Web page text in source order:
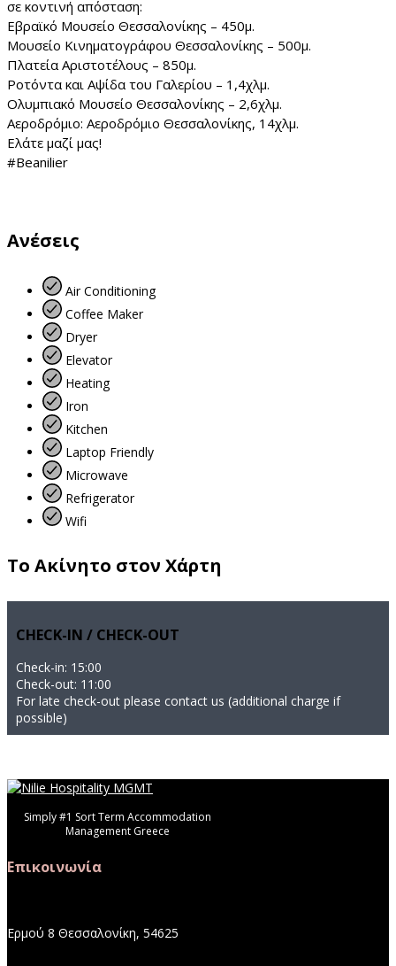
σε κοντινή απόσταση:
Εβραϊκό Μουσείο Θεσσαλονίκης – 450μ.
Μουσείο Κινηματογράφου Θεσσαλονίκης – 500μ.
Πλατεία Αριστοτέλους – 850μ.
Ροτόντα και Αψίδα του Γαλερίου – 1,4χλμ.
Ολυμπιακό Μουσείο Θεσσαλονίκης – 2,6χλμ.
Αεροδρόμιο: Αεροδρόμιο Θεσσαλονίκης, 14χλμ.
Ελάτε μαζί μας!
#Beanilier
Ανέσεις
Air Conditioning
Coffee Maker
Dryer
Elevator
Heating
Iron
Kitchen
Laptop Friendly
Microwave
Refrigerator
Wifi
Το Ακίνητο στον Χάρτη
CHECK-IN / CHECK-OUT
Check-in: 15:00
Check-out: 11:00
For late check-out please contact us (additional charge if
possible)
Simply #1 Sort Term Accommodation
Management Greece
Επικοινωνία
Ερμού 8 Θεσσαλονίκη, 54625